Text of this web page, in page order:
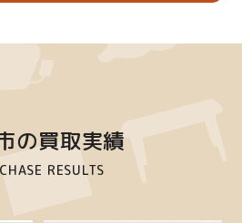
の買取実績
RESULTS